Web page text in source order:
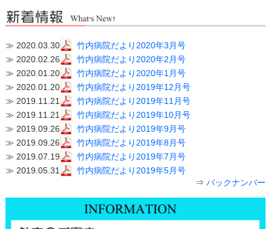
≫ 2020.03.30
竹内病院だより2020年3月号
≫ 2020.02.26
竹内病院だより2020年2月号
≫ 2020.01.20
竹内病院だより2020年1月号
≫ 2020.01.20
竹内病院だより2019年12月号
≫ 2019.11.21
竹内病院だより2019年11月号
≫ 2019.11.21
竹内病院だより2019年10月号
≫ 2019.09.26
竹内病院だより2019年9月号
≫ 2019.09.26
竹内病院だより2019年8月号
≫ 2019.07.19
竹内病院だより2019年7月号
≫ 2019.05.31
竹内病院だより2019年5月号
⇒バックナンバー